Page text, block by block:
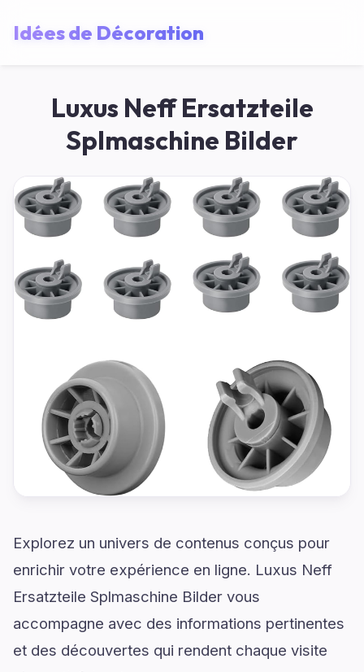
Idées de Décoration
Luxus Neff Ersatzteile
Splmaschine Bilder
Explorez un univers de contenus conçus pour
enrichir votre expérience en ligne. Luxus Neff
Ersatzteile Splmaschine Bilder vous
accompagne avec des informations pertinentes
et des découvertes qui rendent chaque visite